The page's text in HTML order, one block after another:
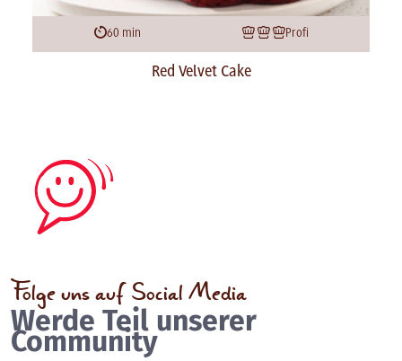
60 min Profi
Red Velvet Cake
Folge uns auf Social Media
Werde Teil unserer
Community